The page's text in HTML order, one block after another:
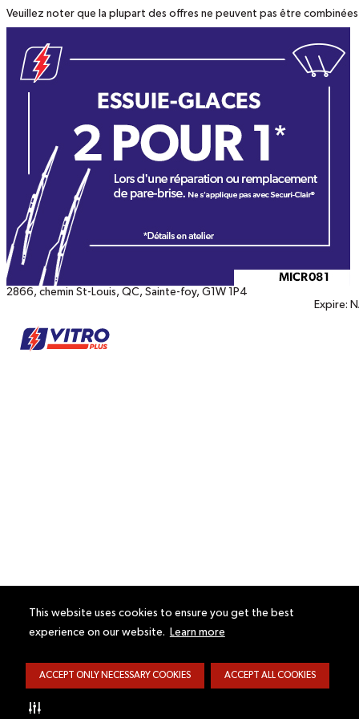
This website uses cookies to ensure you get the best
experience on our website.
Learn more
ACCEPT ONLY NECESSARY COOKIES ACCEPT ALL COOKIES
Veuillez noter que la plupart des offres ne peuvent pas être combinées
imprimables
2866, chemin St-Louis, QC, Sainte-foy, G1W 1P4
Expire: